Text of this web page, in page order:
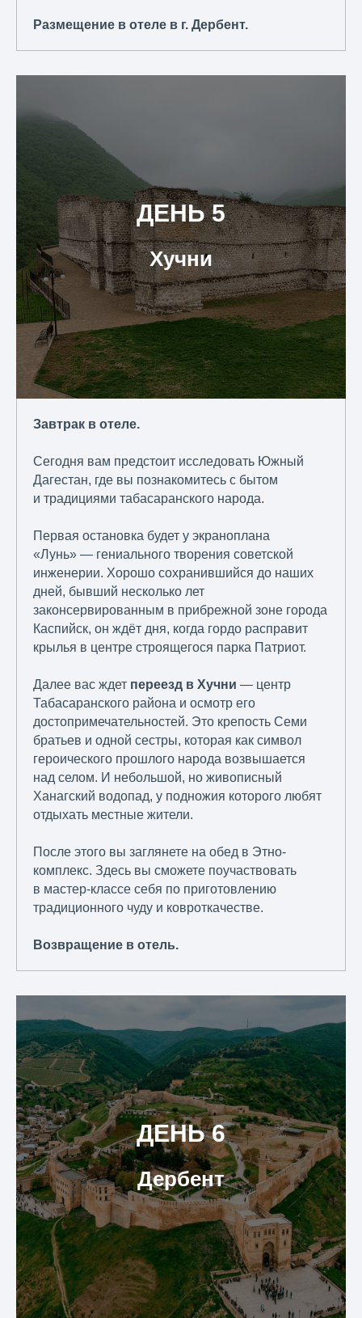
Размещение в отеле в г. Дербент.
ДЕНЬ 5
Хучни
Завтрак в отеле.
Сегодня вам предстоит исследовать Южный
Дагестан, где вы познакомитесь с бытом
и традициями табасаранского народа.
Первая остановка будет у экраноплана
«Лунь» — гениального творения советской
инженерии. Хорошо сохранившийся до наших
дней, бывший несколько лет
законсервированным в прибрежной зоне города
Каспийск, он ждёт дня, когда гордо расправит
крылья в центре строящегося парка Патриот.
Далее вас ждет переезд в Хучни — центр
Табасаранского района и осмотр его
достопримечательностей. Это крепость Семи
братьев и одной сестры, которая как символ
героического прошлого народа возвышается
над селом. И небольшой, но живописный
Ханагский водопад, у подножия которого любят
отдыхать местные жители.
После этого вы заглянете на обед в Этно-
комплекс. Здесь вы сможете поучаствовать
в мастер-классе себя по приготовлению
традиционного чуду и ковроткачестве.
Возвращение в отель.
ДЕНЬ 6
Дербент